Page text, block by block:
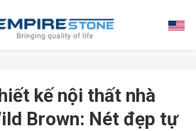
kế nội thất nhà
Brown: Nét đẹp tự